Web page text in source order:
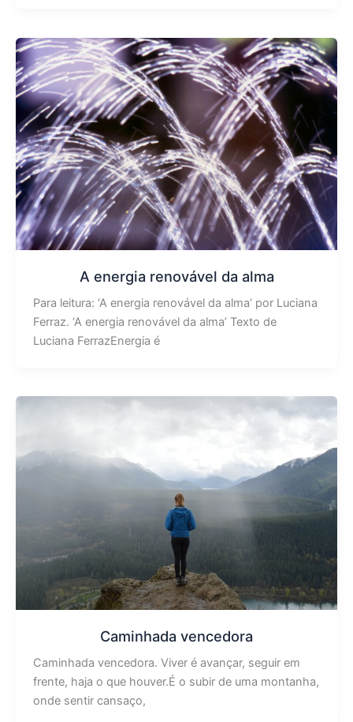
A energia renovável da alma
Para leitura: ‘A energia renovável da alma’ por Luciana
Ferraz. ‘A energia renovável da alma’ Texto de
Luciana FerrazEnergia é
Caminhada vencedora
Caminhada vencedora. Viver é avançar, seguir em
frente, haja o que houver.É o subir de uma montanha,
onde sentir cansaço,